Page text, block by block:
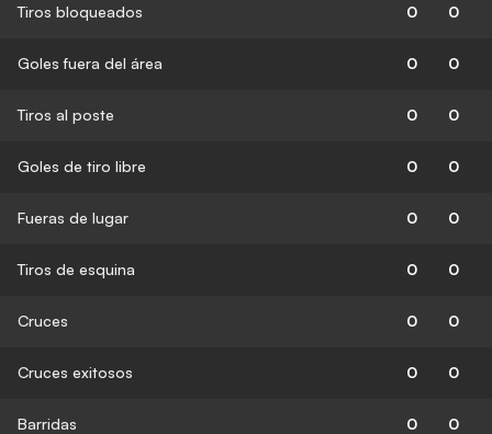
Tiros bloqueados 0 0
Goles fuera del área 0 0
Tiros al poste 0 0
Goles de tiro libre 0 0
Fueras de lugar 0 0
Tiros de esquina 0 0
Cruces 0 0
Cruces exitosos 0 0
Barridas 0 0